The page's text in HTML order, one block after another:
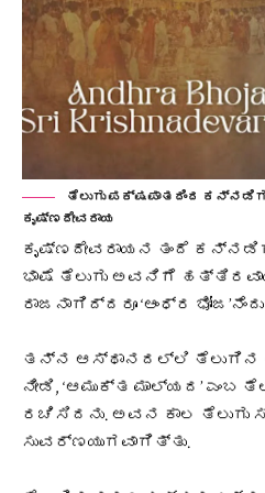
ತೆಲುಗು ಪಕ್ಷಪಾತದಿಂದ
ಕೃಷ್ಣದೇವರಾಯ
ಕೃಷ್ಣದೇವರಾಯನ ತಂದೆ
ಭಾಷೆ ತೆಲುಗು ಅವನಿಗೆ
ರಾಜನಾಗಿದ್ದರೂ ‘ಆಂಧ್ರ
ತನ್ನ ಆಸ್ಥಾನದಲ್ಲಿ
ನೀಡಿ, ‘ಆಮುಕ್ತ ಮಾಲ್ಯದ’ ಎಂಬ
ರಚಿಸಿದನು. ಅವನ ಕಾಲ ತೆಲುಗು
ಸುವರ್ಣಯುಗವಾಗಿತ್ತು.